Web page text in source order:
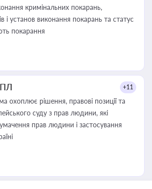
кримінальних покарань,
і установ виконання покарань та статус
покарання
+11
охоплює рішення, правові позиції та
суду з прав людини, які
прав людини і застосування